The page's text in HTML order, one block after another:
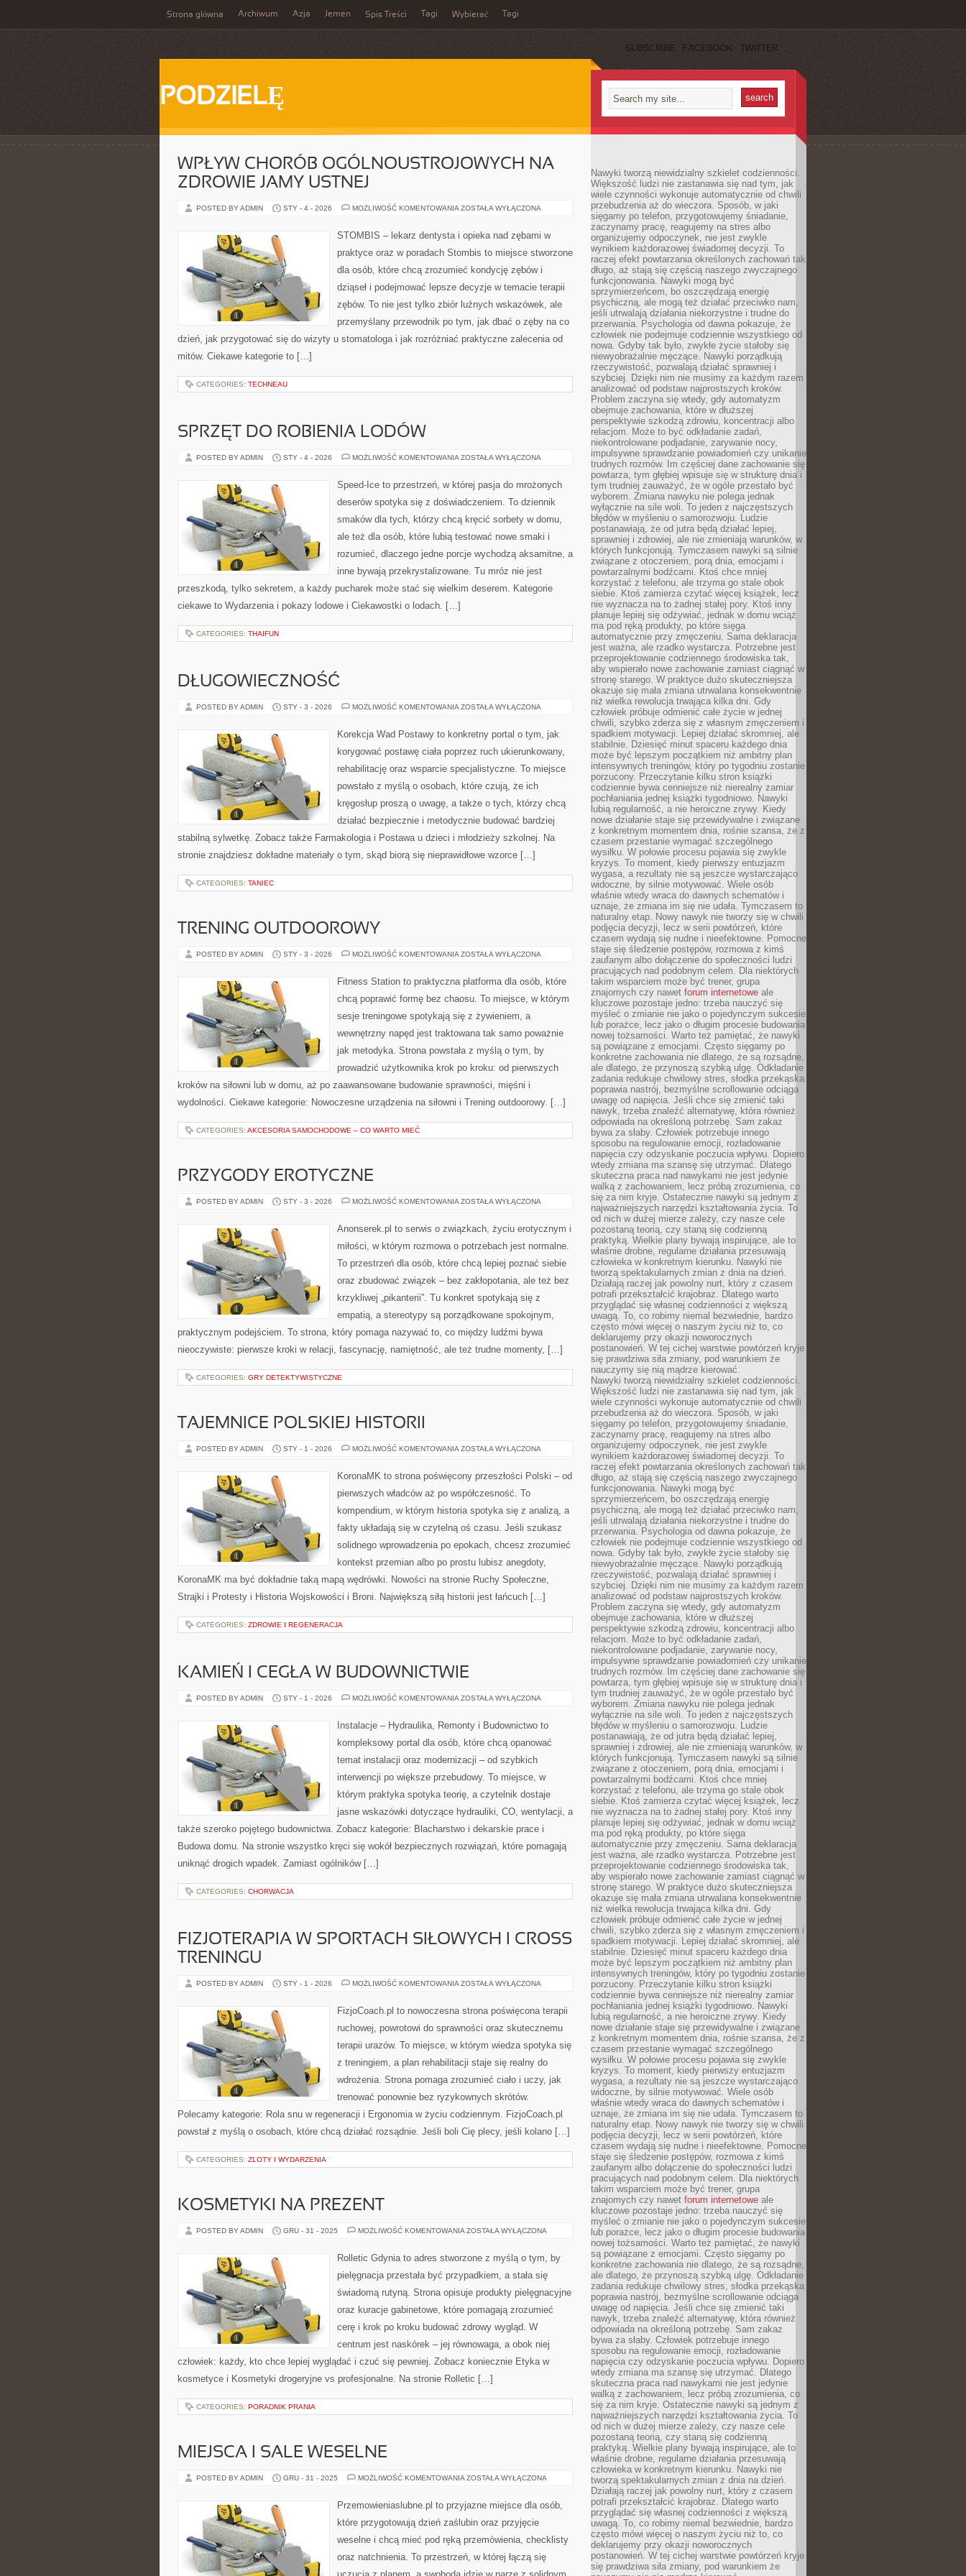
Strona główna Archiwum Azja Jemen Spis Treści Tagi Wybierać Tagi
SUBSCRIBE FACEBOOK TWITTER
PODZIELĘ
WPŁYW CHORÓB OGÓLNOUSTROJOWYCH NA
ZDROWIE JAMY USTNEJ
POSTED BY ADMIN STY - 4 - 2026 MOŻLIWOŚĆ KOMENTOWANIA WPŁYW
ZDROWIE
USTNEJ
ZOSTAŁA WYŁĄCZONA
STOMBIS – lekarz dentysta i opieka nad zębami w
praktyce oraz w poradach Stombis to miejsce stworzone
dla osób, które chcą zrozumieć kondycję zębów i
dziąseł i podejmować lepsze decyzje w temacie terapii
zębów. To nie jest tylko zbiór luźnych wskazówek, ale
przemyślany przewodnik po tym, jak dbać o zęby na co
dzień, jak przygotować się do wizyty u stomatologa i jak rozróżniać praktyczne zalecenia od
mitów. Ciekawe kategorie to […]
CATEGORIES: TECHNEAU
SPRZĘT DO ROBIENIA LODÓW
POSTED BY ADMIN STY - 4 - 2026 MOŻLIWOŚĆ KOMENTOWANIA SPRZĘT
LODÓW
ZOSTAŁA WYŁĄCZONA
Speed-Ice to przestrzeń, w której pasja do mrożonych
deserów spotyka się z doświadczeniem. To dziennik
smaków dla tych, którzy chcą kręcić sorbety w domu,
ale też dla osób, które lubią testować nowe smaki i
rozumieć, dlaczego jedne porcje wychodzą aksamitne, a
inne bywają przekrystalizowane. Tu mróz nie jest
przeszkodą, tylko sekretem, a każdy pucharek może stać się wielkim deserem. Kategorie
ciekawe to Wydarzenia i pokazy lodowe i Ciekawostki o lodach. […]
CATEGORIES: THAIFUN
DŁUGOWIECZNOŚĆ
POSTED BY ADMIN STY - 3 - 2026 MOŻLIWOŚĆ KOMENTOWANIA DŁUGOWIECZNOŚĆ
ZOSTAŁA WYŁĄCZONA
Korekcja Wad Postawy to konkretny portal o tym, jak
korygować postawę ciała poprzez ruch ukierunkowany,
rehabilitację oraz wsparcie specjalistyczne. To miejsce
powstało z myślą o osobach, które czują, że ich
kręgosłup proszą o uwagę, a także o tych, którzy chcą
działać bezpiecznie i metodycznie budować bardziej
stabilną sylwetkę. Zobacz także Farmakologia i Postawa u dzieci i młodzieży szkolnej. Na
stronie znajdziesz dokładne materiały o tym, skąd biorą się nieprawidłowe wzorce […]
CATEGORIES: TANIEC
TRENING OUTDOOROWY
POSTED BY ADMIN STY - 3 - 2026 MOŻLIWOŚĆ KOMENTOWANIA TRENING
ZOSTAŁA WYŁĄCZONA
Fitness Station to praktyczna platforma dla osób, które
chcą poprawić formę bez chaosu. To miejsce, w którym
sesje treningowe spotykają się z żywieniem, a
wewnętrzny napęd jest traktowana tak samo poważnie
jak metodyka. Strona powstała z myślą o tym, by
prowadzić użytkownika krok po kroku: od pierwszych
kroków na siłowni lub w domu, aż po zaawansowane budowanie sprawności, mięśni i
wydolności. Ciekawe kategorie: Nowoczesne urządzenia na siłowni i Trening outdoorowy. […]
CATEGORIES: AKCESORIA SAMOCHODOWE – CO WARTO MIEĆ
PRZYGODY EROTYCZNE
POSTED BY ADMIN STY - 3 - 2026 MOŻLIWOŚĆ KOMENTOWANIA PRZYGODY
ZOSTAŁA WYŁĄCZONA
Anonserek.pl to serwis o związkach, życiu erotycznym i
miłości, w którym rozmowa o potrzebach jest normalne.
To przestrzeń dla osób, które chcą lepiej poznać siebie
oraz zbudować związek – bez zakłopotania, ale też bez
krzykliwej „pikanterii”. Tu konkret spotykają się z
empatią, a stereotypy są porządkowane spokojnym,
praktycznym podejściem. To strona, który pomaga nazywać to, co między ludźmi bywa
nieoczywiste: pierwsze kroki w relacji, fascynację, namiętność, ale też trudne momenty, […]
CATEGORIES: GRY DETEKTYWISTYCZNE
TAJEMNICE POLSKIEJ HISTORII
POSTED BY ADMIN STY - 1 - 2026 MOŻLIWOŚĆ KOMENTOWANIA TAJEMNICE
ZOSTAŁA WYŁĄCZONA
KoronaMK to strona poświęcony przeszłości Polski – od
pierwszych władców aż po współczesność. To
kompendium, w którym historia spotyka się z analizą, a
fakty układają się w czytelną oś czasu. Jeśli szukasz
solidnego wprowadzenia po epokach, chcesz zrozumieć
kontekst przemian albo po prostu lubisz anegdoty,
KoronaMK ma być dokładnie taką mapą wędrówki. Nowości na stronie Ruchy Społeczne,
Strajki i Protesty i Historia Wojskowości i Broni. Największą siłą historii jest łańcuch […]
CATEGORIES: ZDROWIE I REGENERACJA
KAMIEŃ I CEGŁA W BUDOWNICTWIE
POSTED BY ADMIN STY - 1 - 2026 MOŻLIWOŚĆ KOMENTOWANIA KAMIEŃ
BUDOWNICTWIE
ZOSTAŁA WYŁĄCZONA
Instalacje – Hydraulika, Remonty i Budownictwo to
kompleksowy portal dla osób, które chcą opanować
temat instalacji oraz modernizacji – od szybkich
interwencji po większe przebudowy. To miejsce, w
którym praktyka spotyka teorię, a czytelnik dostaje
jasne wskazówki dotyczące hydrauliki, CO, wentylacji, a
także szeroko pojętego budownictwa. Zobacz kategorie: Blacharstwo i dekarskie prace i
Budowa domu. Na stronie wszystko kręci się wokół bezpiecznych rozwiązań, które pomagają
uniknąć drogich wpadek. Zamiast ogólników […]
CATEGORIES: CHORWACJA
FIZJOTERAPIA W SPORTACH SIŁOWYCH I CROSS
TRENINGU
POSTED BY ADMIN STY - 1 - 2026 MOŻLIWOŚĆ KOMENTOWANIA FIZJOTERAPIA
SIŁOWYCH
TRENINGU
ZOSTAŁA WYŁĄCZONA
FizjoCoach.pl to nowoczesna strona poświęcona terapii
ruchowej, powrotowi do sprawności oraz skutecznemu
terapii urazów. To miejsce, w którym wiedza spotyka się
z treningiem, a plan rehabilitacji staje się realny do
wdrożenia. Strona pomaga zrozumieć ciało i uczy, jak
trenować ponownie bez ryzykownych skrótów.
Polecamy kategorie: Rola snu w regeneracji i Ergonomia w życiu codziennym. FizjoCoach.pl
powstał z myślą o osobach, które chcą działać rozsądnie. Jeśli boli Cię plecy, jeśli kolano […]
CATEGORIES: ZLOTY I WYDARZENIA
KOSMETYKI NA PREZENT
POSTED BY ADMIN GRU - 31 - 2025 MOŻLIWOŚĆ KOMENTOWANIA KOSMETYKI
ZOSTAŁA WYŁĄCZONA
Rolletic Gdynia to adres stworzone z myślą o tym, by
pielęgnacja przestała być przypadkiem, a stała się
świadomą rutyną. Strona opisuje produkty pielęgnacyjne
oraz kuracje gabinetowe, które pomagają zrozumieć
cerę i krok po kroku budować zdrowy wygląd. W
centrum jest naskórek – jej równowaga, a obok niej
człowiek: każdy, kto chce lepiej wyglądać i czuć się pewniej. Zobacz koniecznie Etyka w
kosmetyce i Kosmetyki drogeryjne vs profesjonalne. Na stronie Rolletic […]
CATEGORIES: PORADNIK PRANIA
MIEJSCA I SALE WESELNE
POSTED BY ADMIN GRU - 31 - 2025 MOŻLIWOŚĆ KOMENTOWANIA MIEJSCA
WESELNE
ZOSTAŁA WYŁĄCZONA
Przemowieniaslubne.pl to przyjazne miejsce dla osób,
które przygotowują dzień zaślubin oraz przyjęcie
weselne i chcą mieć pod ręką przemówienia, checklisty
oraz natchnienia. To przestrzeń, w której łączą się
Nawyki tworzą niewidzialny szkielet codzienności.
Większość ludzi nie zastanawia się nad tym, jak
wiele czynności wykonuje automatycznie od chwili
przebudzenia aż do wieczora. Sposób, w jaki
sięgamy po telefon, przygotowujemy śniadanie,
zaczynamy pracę, reagujemy na stres albo
organizujemy odpoczynek, nie jest zwykle
wynikiem każdorazowej świadomej decyzji. To
raczej efekt powtarzania określonych zachowań tak
długo, aż stają się częścią naszego zwyczajnego
funkcjonowania. Nawyki mogą być
sprzymierzeńcem, bo oszczędzają energię
psychiczną, ale mogą też działać przeciwko nam,
jeśli utrwalają działania niekorzystne i trudne do
przerwania. Psychologia od dawna pokazuje, że
człowiek nie podejmuje codziennie wszystkiego od
nowa. Gdyby tak było, zwykłe życie stałoby się
niewyobrażalnie męczące. Nawyki porządkują
rzeczywistość, pozwalają działać sprawniej i
szybciej. Dzięki nim nie musimy za każdym razem
analizować od podstaw najprostszych kroków.
Problem zaczyna się wtedy, gdy automatyzm
obejmuje zachowania, które w dłuższej
perspektywie szkodzą zdrowiu, koncentracji albo
relacjom. Może to być odkładanie zadań,
niekontrolowane podjadanie, zarywanie nocy,
impulsywne sprawdzanie powiadomień czy unikanie
trudnych rozmów. Im częściej dane zachowanie się
powtarza, tym głębiej wpisuje się w strukturę dnia i
tym trudniej zauważyć, że w ogóle przestało być
wyborem. Zmiana nawyku nie polega jednak
wyłącznie na sile woli. To jeden z najczęstszych
błędów w myśleniu o samorozwoju. Ludzie
postanawiają, że od jutra będą działać lepiej,
sprawniej i zdrowiej, ale nie zmieniają warunków, w
których funkcjonują. Tymczasem nawyki są silnie
związane z otoczeniem, porą dnia, emocjami i
powtarzalnymi bodźcami. Ktoś chce mniej
korzystać z telefonu, ale trzyma go stale obok
siebie. Ktoś zamierza czytać więcej książek, lecz
nie wyznacza na to żadnej stałej pory. Ktoś inny
planuje lepiej się odżywiać, jednak w domu wciąż
ma pod ręką produkty, po które sięga
automatycznie przy zmęczeniu. Sama deklaracja
jest ważna, ale rzadko wystarcza. Potrzebne jest
przeprojektowanie codziennego środowiska tak,
aby wspierało nowe zachowanie zamiast ciągnąć w
stronę starego. W praktyce dużo skuteczniejsza
okazuje się mała zmiana utrwalana konsekwentnie
niż wielka rewolucja trwająca kilka dni. Gdy
człowiek próbuje odmienić całe życie w jednej
chwili, szybko zderza się z własnym zmęczeniem i
spadkiem motywacji. Lepiej działać skromniej, ale
stabilnie. Dziesięć minut spaceru każdego dnia
może być lepszym początkiem niż ambitny plan
intensywnych treningów, który po tygodniu zostanie
porzucony. Przeczytanie kilku stron książki
codziennie bywa cenniejsze niż nierealny zamiar
pochłaniania jednej książki tygodniowo. Nawyki
lubią regularność, a nie heroiczne zrywy. Kiedy
nowe działanie staje się przewidywalne i związane
z konkretnym momentem dnia, rośnie szansa, że z
czasem przestanie wymagać szczególnego
wysiłku. W połowie procesu pojawia się zwykle
kryzys. To moment, kiedy pierwszy entuzjazm
wygasa, a rezultaty nie są jeszcze wystarczająco
widoczne, by silnie motywować. Wiele osób
właśnie wtedy wraca do dawnych schematów i
uznaje, że zmiana im się nie udała. Tymczasem to
naturalny etap. Nowy nawyk nie tworzy się w chwili
podjęcia decyzji, lecz w serii powtórzeń, które
czasem wydają się nudne i nieefektowne. Pomocne
staje się śledzenie postępów, rozmowa z kimś
zaufanym albo dołączenie do społeczności ludzi
pracujących nad podobnym celem. Dla niektórych
takim wsparciem może być trener, grupa
znajomych czy nawet forum internetowe ale
kluczowe pozostaje jedno: trzeba nauczyć się
myśleć o zmianie nie jako o pojedynczym sukcesie
lub porażce, lecz jako o długim procesie budowania
nowej tożsamości. Warto też pamiętać, że nawyki
są powiązane z emocjami. Często sięgamy po
konkretne zachowania nie dlatego, że są rozsądne,
ale dlatego, że przynoszą szybką ulgę. Odkładanie
zadania redukuje chwilowy stres, słodka przekąska
poprawia nastrój, bezmyślne scrollowanie odciąga
uwagę od napięcia. Jeśli chce się zmienić taki
nawyk, trzeba znaleźć alternatywę, która również
odpowiada na określoną potrzebę. Sam zakaz
bywa za słaby. Człowiek potrzebuje innego
sposobu na regulowanie emocji, rozładowanie
napięcia czy odzyskanie poczucia wpływu. Dopiero
wtedy zmiana ma szansę się utrzymać. Dlatego
skuteczna praca nad nawykami nie jest jedynie
walką z zachowaniem, lecz próbą zrozumienia, co
się za nim kryje. Ostatecznie nawyki są jednym z
najważniejszych narzędzi kształtowania życia. To
od nich w dużej mierze zależy, czy nasze cele
pozostaną teorią, czy staną się codzienną
praktyką. Wielkie plany bywają inspirujące, ale to
właśnie drobne, regularne działania przesuwają
człowieka w konkretnym kierunku. Nawyki nie
tworzą spektakularnych zmian z dnia na dzień.
Działają raczej jak powolny nurt, który z czasem
potrafi przekształcić krajobraz. Dlatego warto
przyglądać się własnej codzienności z większą
uwagą. To, co robimy niemal bezwiednie, bardzo
często mówi więcej o naszym życiu niż to, co
deklarujemy przy okazji noworocznych
postanowień. W tej cichej warstwie powtórzeń kryje
się prawdziwa siła zmiany, pod warunkiem że
nauczymy się nią mądrze kierować.
Nawyki tworzą niewidzialny szkielet codzienności.
Większość ludzi nie zastanawia się nad tym, jak
wiele czynności wykonuje automatycznie od chwili
przebudzenia aż do wieczora. Sposób, w jaki
sięgamy po telefon, przygotowujemy śniadanie,
zaczynamy pracę, reagujemy na stres albo
organizujemy odpoczynek, nie jest zwykle
wynikiem każdorazowej świadomej decyzji. To
raczej efekt powtarzania określonych zachowań tak
długo, aż stają się częścią naszego zwyczajnego
funkcjonowania. Nawyki mogą być
sprzymierzeńcem, bo oszczędzają energię
psychiczną, ale mogą też działać przeciwko nam,
jeśli utrwalają działania niekorzystne i trudne do
przerwania. Psychologia od dawna pokazuje, że
człowiek nie podejmuje codziennie wszystkiego od
nowa. Gdyby tak było, zwykłe życie stałoby się
niewyobrażalnie męczące. Nawyki porządkują
rzeczywistość, pozwalają działać sprawniej i
szybciej. Dzięki nim nie musimy za każdym razem
analizować od podstaw najprostszych kroków.
Problem zaczyna się wtedy, gdy automatyzm
obejmuje zachowania, które w dłuższej
perspektywie szkodzą zdrowiu, koncentracji albo
relacjom. Może to być odkładanie zadań,
niekontrolowane podjadanie, zarywanie nocy,
impulsywne sprawdzanie powiadomień czy unikanie
trudnych rozmów. Im częściej dane zachowanie się
powtarza, tym głębiej wpisuje się w strukturę dnia i
tym trudniej zauważyć, że w ogóle przestało być
wyborem. Zmiana nawyku nie polega jednak
wyłącznie na sile woli. To jeden z najczęstszych
błędów w myśleniu o samorozwoju. Ludzie
postanawiają, że od jutra będą działać lepiej,
sprawniej i zdrowiej, ale nie zmieniają warunków, w
których funkcjonują. Tymczasem nawyki są silnie
związane z otoczeniem, porą dnia, emocjami i
powtarzalnymi bodźcami. Ktoś chce mniej
korzystać z telefonu, ale trzyma go stale obok
siebie. Ktoś zamierza czytać więcej książek, lecz
nie wyznacza na to żadnej stałej pory. Ktoś inny
planuje lepiej się odżywiać, jednak w domu wciąż
ma pod ręką produkty, po które sięga
automatycznie przy zmęczeniu. Sama deklaracja
jest ważna, ale rzadko wystarcza. Potrzebne jest
przeprojektowanie codziennego środowiska tak,
aby wspierało nowe zachowanie zamiast ciągnąć w
stronę starego. W praktyce dużo skuteczniejsza
okazuje się mała zmiana utrwalana konsekwentnie
niż wielka rewolucja trwająca kilka dni. Gdy
człowiek próbuje odmienić całe życie w jednej
chwili, szybko zderza się z własnym zmęczeniem i
spadkiem motywacji. Lepiej działać skromniej, ale
stabilnie. Dziesięć minut spaceru każdego dnia
może być lepszym początkiem niż ambitny plan
intensywnych treningów, który po tygodniu zostanie
porzucony. Przeczytanie kilku stron książki
codziennie bywa cenniejsze niż nierealny zamiar
pochłaniania jednej książki tygodniowo. Nawyki
lubią regularność, a nie heroiczne zrywy. Kiedy
nowe działanie staje się przewidywalne i związane
z konkretnym momentem dnia, rośnie szansa, że z
czasem przestanie wymagać szczególnego
wysiłku. W połowie procesu pojawia się zwykle
kryzys. To moment, kiedy pierwszy entuzjazm
wygasa, a rezultaty nie są jeszcze wystarczająco
widoczne, by silnie motywować. Wiele osób
właśnie wtedy wraca do dawnych schematów i
uznaje, że zmiana im się nie udała. Tymczasem to
naturalny etap. Nowy nawyk nie tworzy się w chwili
podjęcia decyzji, lecz w serii powtórzeń, które
czasem wydają się nudne i nieefektowne. Pomocne
staje się śledzenie postępów, rozmowa z kimś
zaufanym albo dołączenie do społeczności ludzi
pracujących nad podobnym celem. Dla niektórych
takim wsparciem może być trener, grupa
znajomych czy nawet forum internetowe ale
kluczowe pozostaje jedno: trzeba nauczyć się
myśleć o zmianie nie jako o pojedynczym sukcesie
lub porażce, lecz jako o długim procesie budowania
nowej tożsamości. Warto też pamiętać, że nawyki
są powiązane z emocjami. Często sięgamy po
konkretne zachowania nie dlatego, że są rozsądne,
ale dlatego, że przynoszą szybką ulgę. Odkładanie
zadania redukuje chwilowy stres, słodka przekąska
poprawia nastrój, bezmyślne scrollowanie odciąga
uwagę od napięcia. Jeśli chce się zmienić taki
nawyk, trzeba znaleźć alternatywę, która również
odpowiada na określoną potrzebę. Sam zakaz
bywa za słaby. Człowiek potrzebuje innego
sposobu na regulowanie emocji, rozładowanie
napięcia czy odzyskanie poczucia wpływu. Dopiero
wtedy zmiana ma szansę się utrzymać. Dlatego
skuteczna praca nad nawykami nie jest jedynie
walką z zachowaniem, lecz próbą zrozumienia, co
się za nim kryje. Ostatecznie nawyki są jednym z
najważniejszych narzędzi kształtowania życia. To
od nich w dużej mierze zależy, czy nasze cele
pozostaną teorią, czy staną się codzienną
praktyką. Wielkie plany bywają inspirujące, ale to
właśnie drobne, regularne działania przesuwają
człowieka w konkretnym kierunku. Nawyki nie
tworzą spektakularnych zmian z dnia na dzień.
Działają raczej jak powolny nurt, który z czasem
potrafi przekształcić krajobraz. Dlatego warto
przyglądać się własnej codzienności z większą
uwagą. To, co robimy niemal bezwiednie, bardzo
często mówi więcej o naszym życiu niż to, co
deklarujemy przy okazji noworocznych
postanowień. W tej cichej warstwie powtórzeń kryje
się prawdziwa siła zmiany, pod warunkiem że